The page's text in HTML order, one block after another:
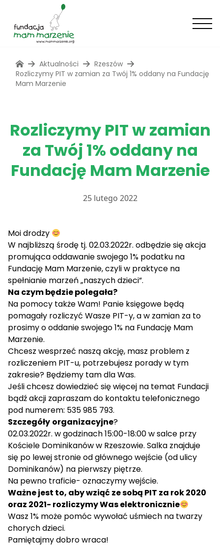
Aktualności
Rzeszów
Rozliczymy PIT w zamian za Twój 1% oddany na Fundację
Mam Marzenie
Rozliczymy PIT w zamian
za Twój 1% oddany na
Fundację Mam Marzenie
25 lutego 2022
Moi drodzy
W najbliższą środę tj. 02.03.2022r. odbędzie się akcja
promująca oddawanie swojego 1% podatku na
Fundację Mam Marzenie, czyli w praktyce na
spełnianie marzeń „naszych dzieci”.
Na czym będzie polegała?
Na pomocy także Wam! Panie księgowe będą
pomagały rozliczyć Wasze PIT-y, a w zamian za to
prosimy o oddanie swojego 1% na Fundację Mam
Marzenie.
Chcesz wesprzeć naszą akcję, masz problem z
rozliczeniem PIT-u, potrzebujesz porady w tym
zakresie? Będziemy tam dla Was.
Jeśli chcesz dowiedzieć się więcej na temat Fundacji
bądź akcji zapraszam do kontaktu telefonicznego
pod numerem: 535 985 793.
Szczegóły organizacyjne?
02.03.2022r. w godzinach 15:00-18:00 w salce przy
Kościele Dominikanów w Rzeszowie. Salka znajduje
się po lewej stronie od głównego wejście (od ulicy
Dominikanów) na pierwszy piętrze.
Na pewno traficie- oznaczymy wejście.
Ważne jest to, aby wziąć ze sobą PIT za rok 2020
oraz 2021- rozliczymy Was elektronicznie
Wasz 1% może pomóc wywołać uśmiech na twarzy
chorych dzieci.
Pamiętajmy dobro wraca!